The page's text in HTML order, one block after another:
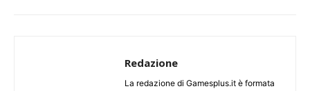
Redazione
La redazione di Gamesplus.it è formata